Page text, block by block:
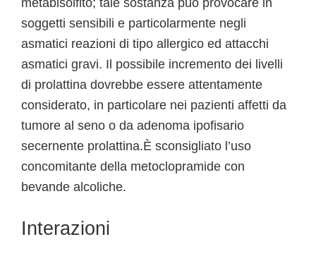
metabisolfito; tale sostanza può provocare in
soggetti sensibili e particolarmente negli
asmatici reazioni di tipo allergico ed attacchi
asmatici gravi. Il possibile incremento dei livelli
di prolattina dovrebbe essere attentamente
considerato, in particolare nei pazienti affetti da
tumore al seno o da adenoma ipofisario
secernente prolattina.È sconsigliato l’uso
concomitante della metoclopramide con
bevande alcoliche.
Interazioni